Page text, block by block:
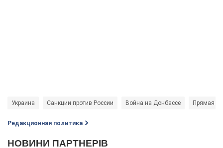
Украина Санкции против России Война на Донбассе Прямая
Редакционная политика